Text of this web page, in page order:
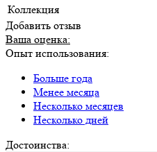
Коллекция
Добавить отзыв
Ваша оценка:
Опыт использования:
Больше года
Менее месяца
Несколько месяцев
Несколько дней
Достоинства: